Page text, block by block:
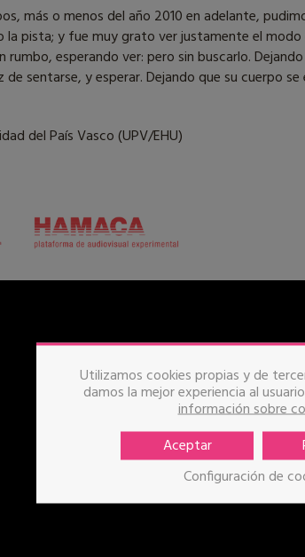
más o menos del año 2010 en adelante,
la pista; y fue muy grato ver justamente el
rumbo, esperando ver: pero sin buscarlo.
sentarse, y esperar. Dejando que su cuerpo
del País Vasco (UPV/EHU)
Utilizamos cookies propias y de
damos la mejor experiencia al
información sobre
Aceptar
Configuración de